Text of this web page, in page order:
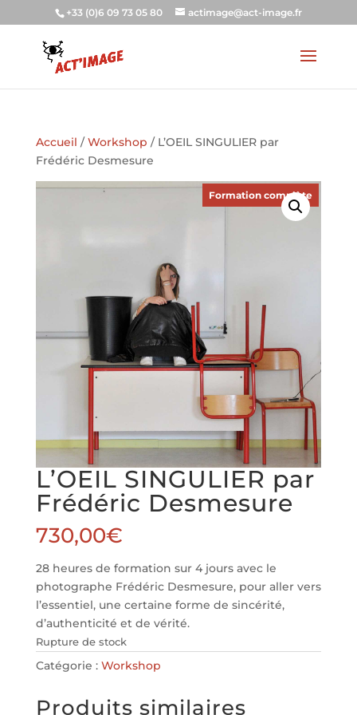
+33 (0)6 09 73 05 80 actimage@act-image.fr
Accueil /Workshop / L’OEIL SINGULIER par
Frédéric Desmesure
L’OEIL SINGULIER par
Frédéric Desmesure
730,00€
Formation complète
28 heures de formation sur 4 jours avec le
photographe Frédéric Desmesure, pour aller vers
l’essentiel, une certaine forme de sincérité,
d’authenticité et de vérité.
Rupture de stock
Catégorie : Workshop
Produits similaires